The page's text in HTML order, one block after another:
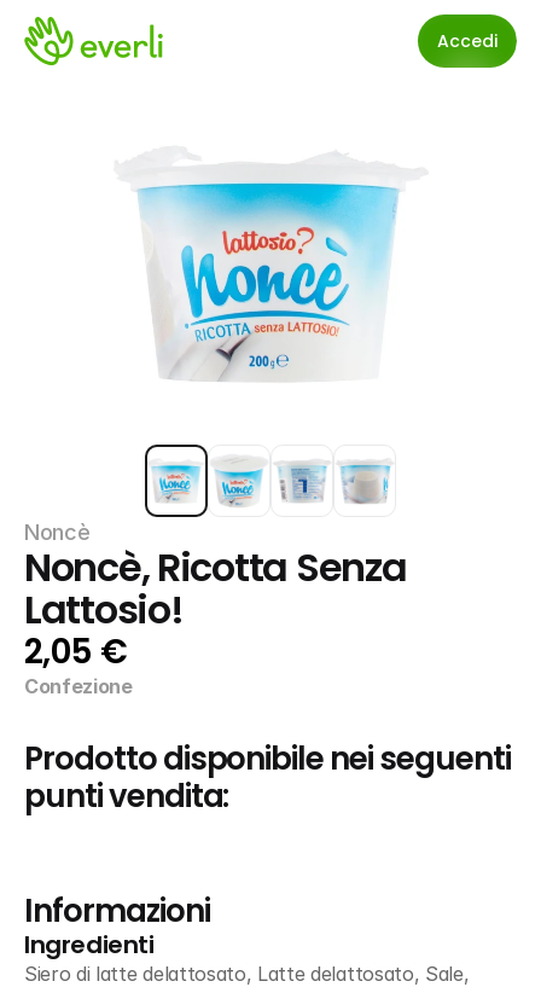
Accedi
Noncè
Noncè, Ricotta Senza
Lattosio!
2,05 €
Confezione
Prodotto disponibile nei seguenti
punti vendita:
Informazioni
Ingredienti
Siero di latte delattosato, Latte delattosato, Sale,